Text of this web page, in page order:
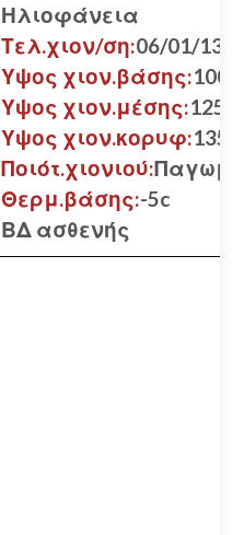
Ηλιοφάνεια
Τελ.χιον/ση:06/01/13
Υψος χιον.βάσης:100
Υψος χιον.μέσης:125
Υψος χιον.κορυφ:135
Ποιότ.χιονιού:
Θερμ.βάσης:-5c
ΒΔ ασθενής